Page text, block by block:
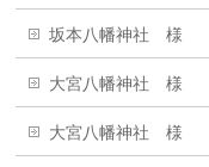
坂本八幡神社 様
大宮八幡神社 様
大宮八幡神社 様